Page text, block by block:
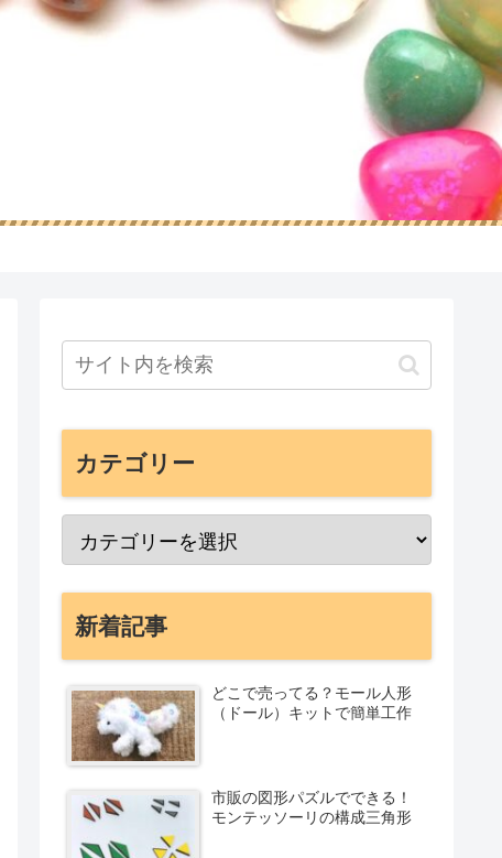
カテゴリー
新着記事
どこで売ってる？モール人形
（ドール）キットで簡単工作
市販の図形パズルでできる！
モンテッソーリの構成三角形